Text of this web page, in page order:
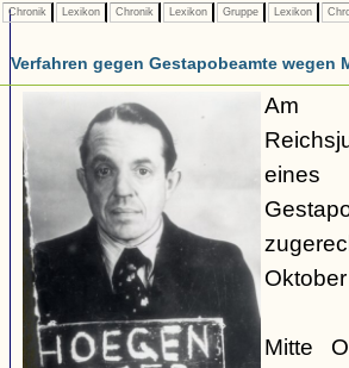
Chronik Lexikon Chronik Lexikon Gruppe Lexikon
Verfahren gegen Gestapobeamte
Am
eines
Mitte